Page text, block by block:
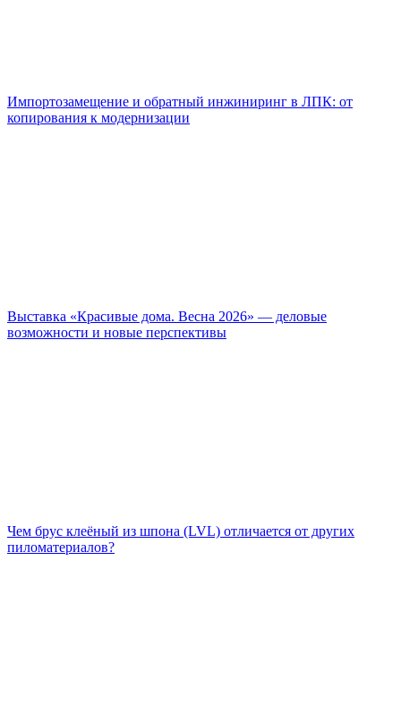
Импортозамещение и обратный инжиниринг в ЛПК: от
копирования к модернизации
Выставка «Красивые дома. Весна 2026» — деловые
возможности и новые перспективы
Чем брус клеёный из шпона (LVL) отличается от других
пиломатериалов?